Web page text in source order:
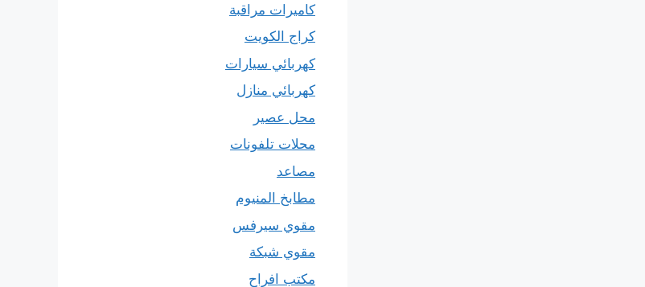
كاميرات مراقبة
كراج الكويت
كهربائي سيارات
كهربائي منازل
محل عصير
محلات تلفونات
مصاعد
مطابخ المنيوم
مقوي سيرفس
مقوي شبكة
مكتب افراح